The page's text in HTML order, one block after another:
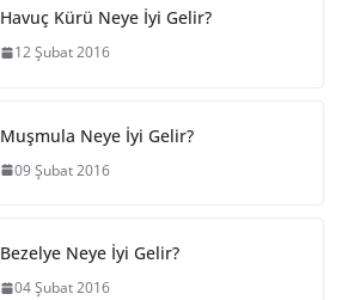
Havuç Kürü Neye İyi Gelir?
12 Şubat 2016
Muşmula Neye İyi Gelir?
09 Şubat 2016
Bezelye Neye İyi Gelir?
04 Şubat 2016